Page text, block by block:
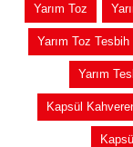
Yarım Toz
Yarım Toz Tesbih
Yarım
Kapsül